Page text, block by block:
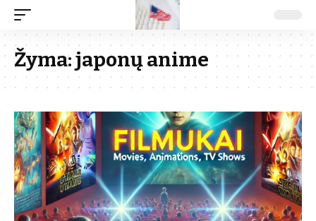
Žyma:japonų anime